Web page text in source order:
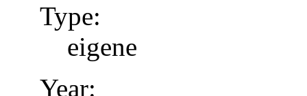
Type:
eigene
Year: